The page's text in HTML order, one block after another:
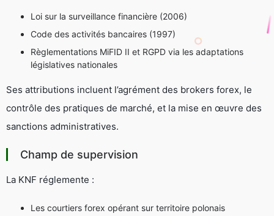
Loi sur la surveillance financière (2006)
Code des activités bancaires (1997)
Règlementations MiFID II et RGPD via les adaptations
législatives nationales
Ses attributions incluent l’agrément des brokers forex, le
contrôle des pratiques de marché, et la mise en œuvre des
sanctions administratives.
Champ de supervision
La KNF réglemente :
Les courtiers forex opérant sur territoire polonais